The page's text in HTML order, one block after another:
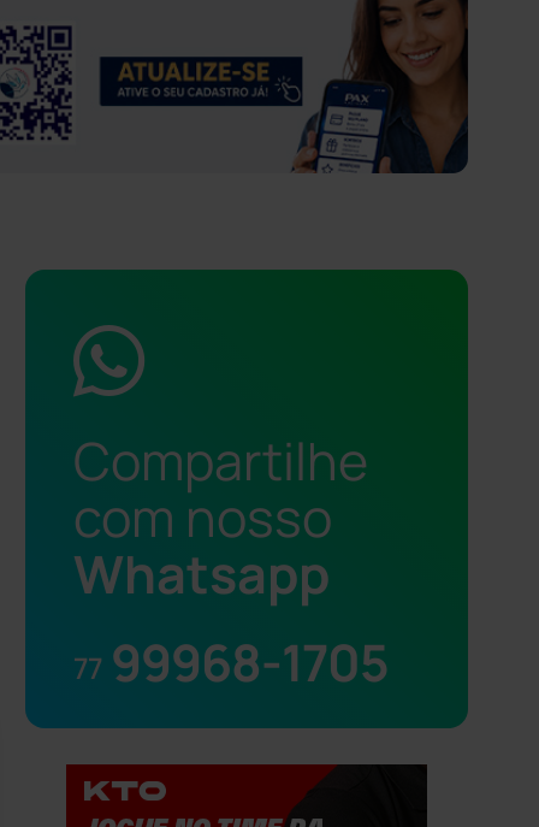
Compartilhe
com nosso
Whatsapp
77 99968-1705